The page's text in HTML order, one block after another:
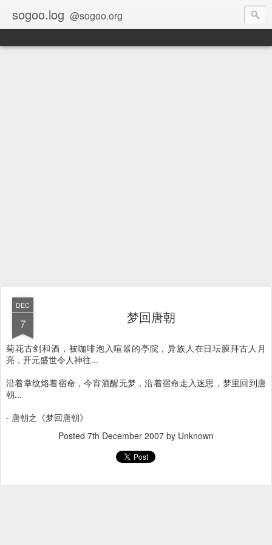
sogoo.log @sogoo.org
DEC
7 梦回唐朝
菊花古剑和酒，被咖啡泡入喧嚣的亭院，异族人在日坛膜拜古人月
亮，开元盛世令人神往...
沿着掌纹烙着宿命，今宵酒醒无梦，沿着宿命走入迷思，梦里回到唐
朝...
- 唐朝之《梦回唐朝》
Posted 7th December 2007 by Unknown